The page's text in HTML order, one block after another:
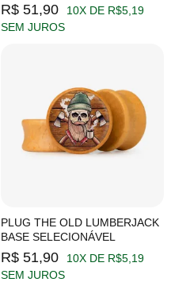
R$ 51,90
10X DE R$5,19
SEM JUROS
PLUG THE OLD LUMBERJACK
BASE SELECIONÁVEL
R$ 51,90
10X DE R$5,19
SEM JUROS